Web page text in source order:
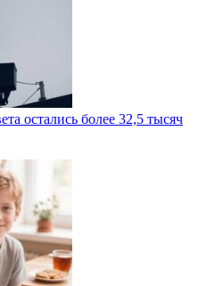
остались более 32,5 тысяч